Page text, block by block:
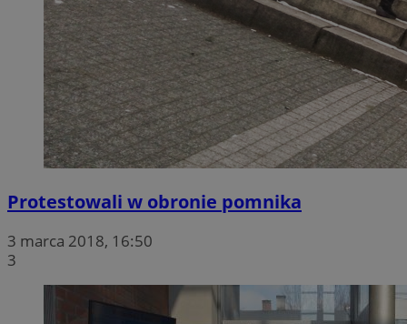
Protestowali w obronie pomnika
3 marca 2018, 16:50
3